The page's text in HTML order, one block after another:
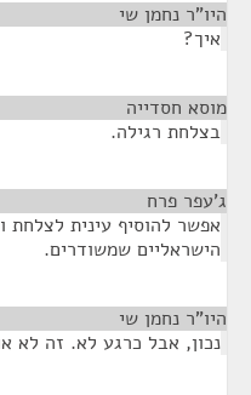
היו"ר נחמן שי
איך?
מוסא חסדייה
בצלחת רגילה.
ג'עפר פרח
אפשר להוסיף עינית לצלחת
הישראליים שמשודרים.
היו"ר נחמן שי
נכון, אבל כרגע לא. זה לא